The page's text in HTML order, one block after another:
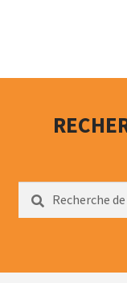
Recherche
pour :
Recherche